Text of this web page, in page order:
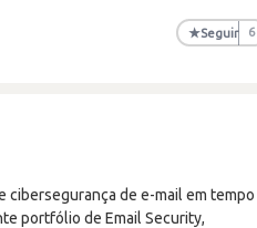
★Seguir 6
cibersegurança de e-mail em tempo
portfólio de Email Security,